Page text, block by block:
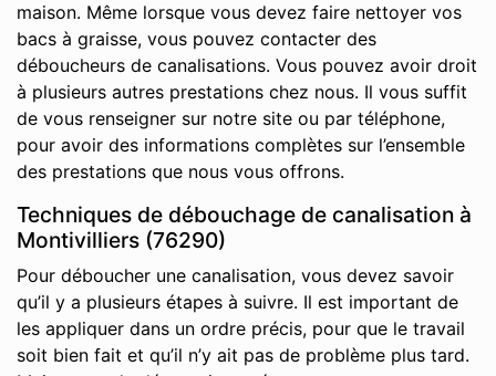
maison. Même lorsque vous devez faire nettoyer vos
bacs à graisse, vous pouvez contacter des
déboucheurs de canalisations. Vous pouvez avoir droit
à plusieurs autres prestations chez nous. Il vous suffit
de vous renseigner sur notre site ou par téléphone,
pour avoir des informations complètes sur l’ensemble
des prestations que nous vous offrons.
Techniques de débouchage de canalisation à
Montivilliers (76290)
Pour déboucher une canalisation, vous devez savoir
qu’il y a plusieurs étapes à suivre. Il est important de
les appliquer dans un ordre précis, pour que le travail
soit bien fait et qu’il n’y ait pas de problème plus tard.